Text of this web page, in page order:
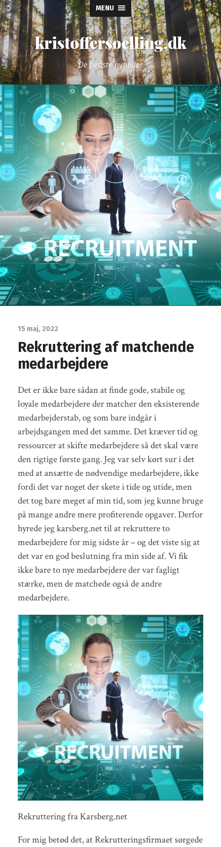
MENU
kristoffersoelling.dk
De bedste nyheder
15 maj, 2022
Rekruttering af matchende
medarbejdere
Det er ikke bare sådan at finde gode, stabile og
loyale medarbejdere der matcher den eksisterende
medarbejderstab, og som bare indgår i
arbejdsgangen med det samme. Det kræver tid og
ressourcer at skifte medarbejdere så det skal være
den rigtige første gang. Jeg var selv kørt sur i det
med at ansætte de nødvendige medarbejdere, ikke
fordi det var noget der skete i tide og utide, men
det tog bare meget af min tid, som jeg kunne bruge
på mange andre mere profiterende opgaver. Derfor
hyrede jeg karsberg.net til at rekruttere to
medarbejdere for mig sidste år – og det viste sig at
det var en god beslutning fra min side af. Vi fik
ikke bare to nye medarbejdere der var fagligt
stærke, men de matchede også de andre
medarbejdere.
Rekruttering fra Karsberg.net
For mig betød det, at Rekrutteringsfirmaet sørgede